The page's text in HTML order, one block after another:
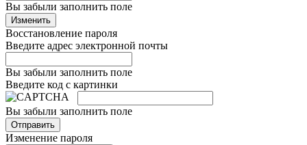
Вы забыли заполнить поле
Изменить
Восстановление пароля
Введите адрес электронной почты
Вы забыли заполнить поле
Введите код с картинки
Вы забыли заполнить поле
Отправить
Изменение пароля